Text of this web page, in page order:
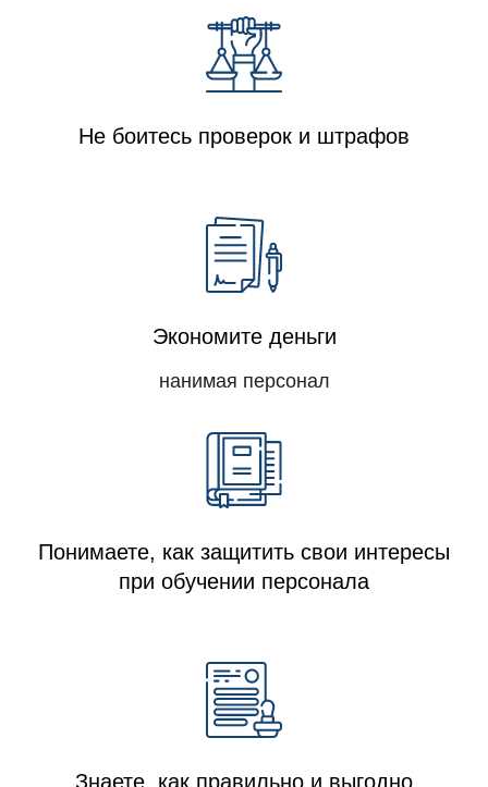
Не боитесь проверок и штрафов
Экономите деньги
нанимая персонал
Понимаете, как защитить свои интересы
при обучении персонала
Знаете, как правильно и выгодно